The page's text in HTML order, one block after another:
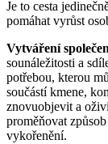
Je to cesta
pomáhat vyrůst
Vytváření
sounáležitosti a
potřebou, kterou
součástí kmene,
znovuobjevit a
proměňovat
vykořenění.